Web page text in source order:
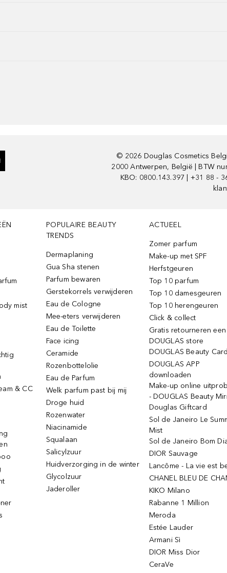
© 2026 Douglas Cosmetics
2000 Antwerpen, België | BTW
KBO: 0800.143.397 | +31 88 -
mist
& CC
POPULAIRE BEAUTY
TRENDS
Dermaplaning
Gua Sha stenen
Parfum bewaren
Gerstekorrels verwijderen
Eau de Cologne
Mee-eters verwijderen
Eau de Toilette
Face icing
Ceramide
Rozenbottelolie
Eau de Parfum
Welk parfum past bij mij
Droge huid
Rozenwater
Niacinamide
Squalaan
Salicylzuur
Huidverzorging in de winter
Glycolzuur
Jaderoller
ACTUEEL
Zomer parfum
Make-up met SPF
Herfstgeuren
Top 10 parfum
Top 10 damesgeuren
Top 10 herengeuren
Click & collect
Gratis retourneren een
DOUGLAS store
DOUGLAS Beauty Card
DOUGLAS APP
downloaden
Make-up online
- DOUGLAS Beauty
Douglas Giftcard
Sol de Janeiro Le
Mist
Sol de Janeiro Bom
DIOR Sauvage
Lancôme - La vie est
CHANEL BLEU DE
KIKO Milano
Rabanne 1 Million
Meroda
Estée Lauder
Armani Sì
DIOR Miss Dior
CeraVe